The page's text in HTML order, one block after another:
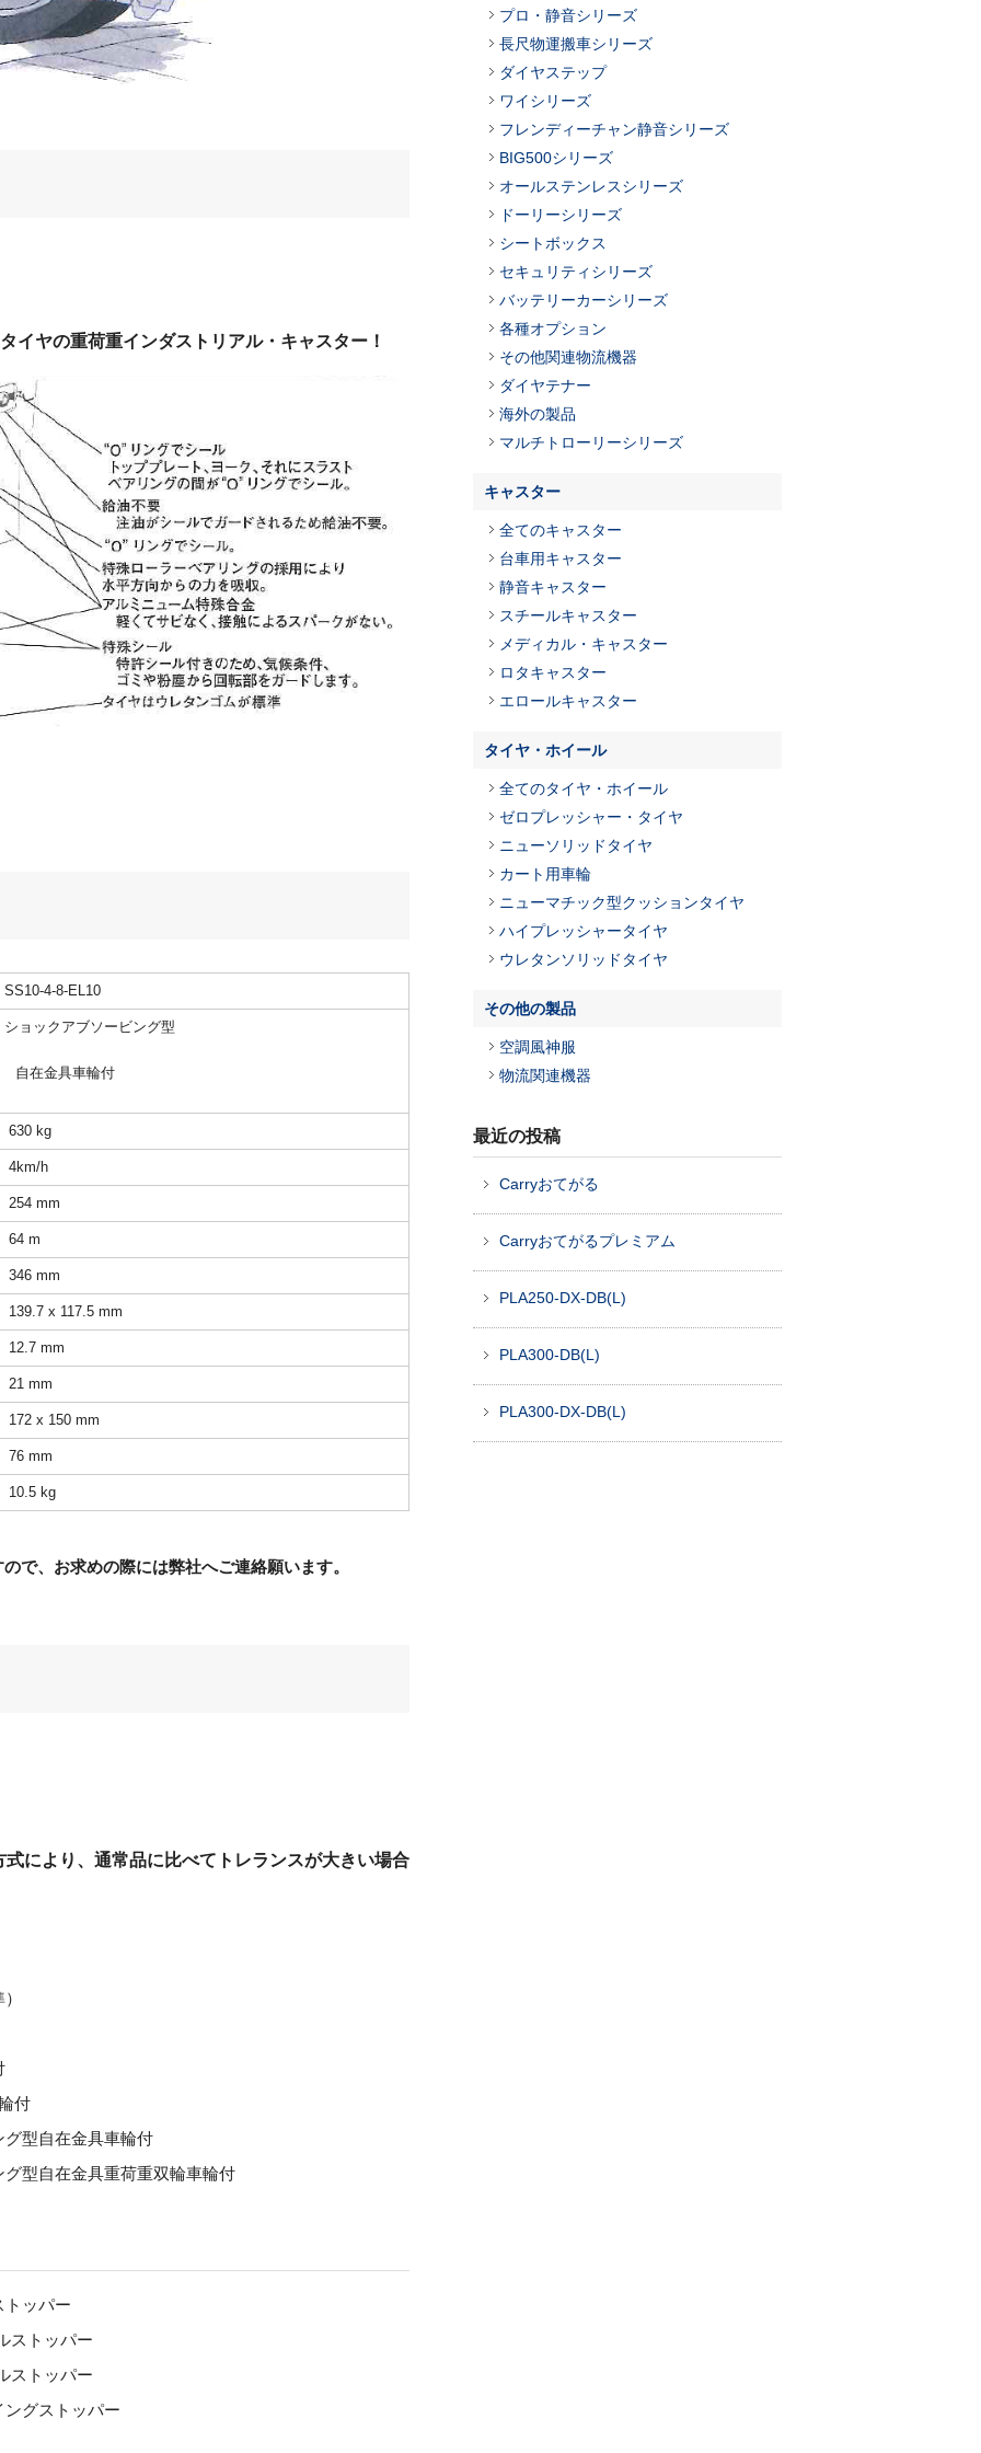
ヤの重荷重インダストリアル・キャスター！
SS10-4-8-EL10
ショックアブソービング型
自在金具車輪付
630 kg
4km/h
254 mm
64 m
346 mm
139.7 x 117.5 mm
12.7 mm
21 mm
172 x 150 mm
76 mm
10.5 kg
で、お求めの際には弊社へご連絡願います。
により、通常品に比べてトレランスが大きい場合
付
自在金具車輪付
型自在金具重荷重双輪車輪付
ッパー
トッパー
トッパー
ストッパー
プロ・静音シリーズ
長尺物運搬車シリーズ
ダイヤステップ
ワイシリーズ
フレンディーチャン静音シリーズ
BIG500シリーズ
オールステンレスシリーズ
ドーリーシリーズ
シートボックス
セキュリティシリーズ
バッテリーカーシリーズ
各種オプション
その他関連物流機器
ダイヤテナー
海外の製品
マルチトローリーシリーズ
キャスター
全てのキャスター
台車用キャスター
静音キャスター
スチールキャスター
メディカル・キャスター
ロタキャスター
エロールキャスター
タイヤ・ホイール
全てのタイヤ・ホイール
ゼロプレッシャー・タイヤ
ニューソリッドタイヤ
カート用車輪
ニューマチック型クッションタイヤ
ハイプレッシャータイヤ
ウレタンソリッドタイヤ
その他の製品
空調風神服
物流関連機器
最近の投稿
Carryおてがる
Carryおてがるプレミアム
PLA250-DX-DB(L)
PLA300-DB(L)
PLA300-DX-DB(L)